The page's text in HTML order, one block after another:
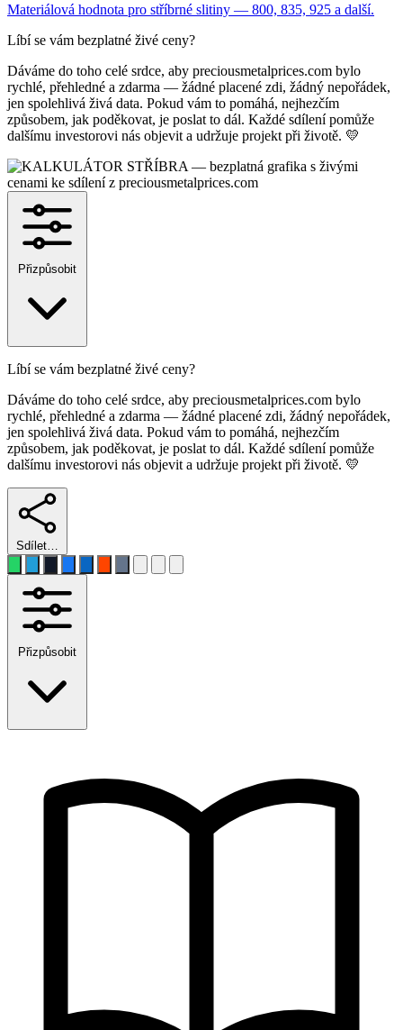
Materiálová hodnota pro stříbrné slitiny — 800, 835, 925 a další.
Líbí se vám bezplatné živé ceny?
Dáváme do toho celé srdce, aby preciousmetalprices.com bylo
rychlé, přehledné a zdarma — žádné placené zdi, žádný nepořádek,
jen spolehlivá živá data. Pokud vám to pomáhá, nejhezčím
způsobem, jak poděkovat, je poslat to dál. Každé sdílení pomůže
dalšímu investorovi nás objevit a udržuje projekt při životě. 💛
Přizpůsobit
Líbí se vám bezplatné živé ceny?
Dáváme do toho celé srdce, aby preciousmetalprices.com bylo
rychlé, přehledné a zdarma — žádné placené zdi, žádný nepořádek,
jen spolehlivá živá data. Pokud vám to pomáhá, nejhezčím
způsobem, jak poděkovat, je poslat to dál. Každé sdílení pomůže
dalšímu investorovi nás objevit a udržuje projekt při životě. 💛
Sdílet…
Přizpůsobit